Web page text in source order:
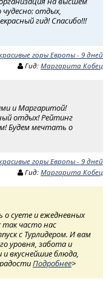
чудесно: отдых,
гид! Спасибо!!!
горы Европы - 9 дней
Гид: Маргарита Кобец
и Маргаритой!
отдых! Рейтинг
Будем мечтать о
горы Европы - 9 дней
Гид: Маргарита Кобец
суете и ежедневных
так часто нас
с Турлидером. И вам
уровня, забота и
и вкуснейшие блюда,
Подробнее>